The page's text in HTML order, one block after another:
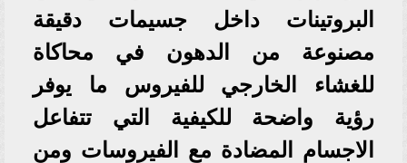
البروتينات داخل جسيمات دقيقة
مصنوعة من الدهون في محاكاة
للغشاء الخارجي للفيروس ما يوفر
رؤية واضحة للكيفية التي تتفاعل
الاجسام المضادة مع الفيروسات ومن